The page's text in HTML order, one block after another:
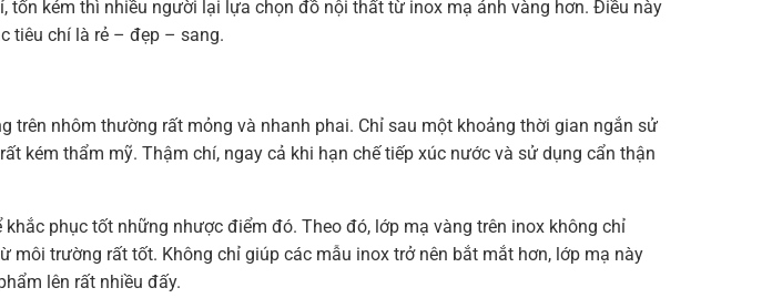
kém thì nhiều người lại lựa chọn đồ nội thất từ inox mạ ánh vàng hơn. Điều này
tiêu chí là rẻ – đẹp – sang.
trên nhôm thường rất mỏng và nhanh phai. Chỉ sau một khoảng thời gian ngắn sử
kém thẩm mỹ. Thậm chí, ngay cả khi hạn chế tiếp xúc nước và sử dụng cẩn thận
phục tốt những nhược điểm đó. Theo đó, lớp mạ vàng trên inox không chỉ
trường rất tốt. Không chỉ giúp các mẫu inox trở nên bắt mắt hơn, lớp mạ này
lên rất nhiều đấy.